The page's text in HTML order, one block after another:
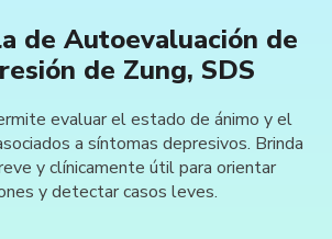
de Autoevaluación de
de Zung, SDS
evaluar el estado de ánimo y el
a síntomas depresivos. Brinda
y clínicamente útil para orientar
y detectar casos leves.